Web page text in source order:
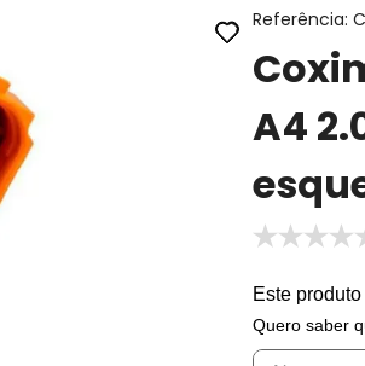
Referência:
A4
Este
Quero saber